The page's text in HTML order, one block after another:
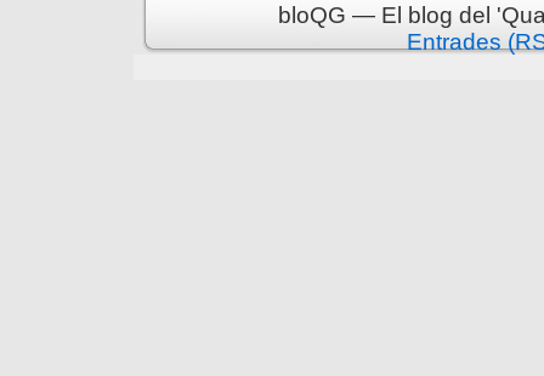
bloQG — El blog del
Entrades